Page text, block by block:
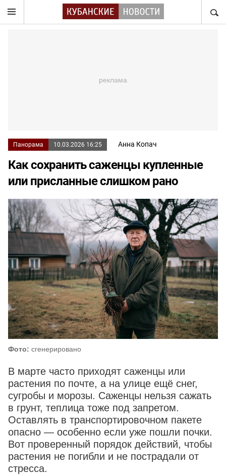
Панорама 10.03.2026 16:25 Анна Копач
Как сохранить саженцы купленные
или присланные слишком рано
Фото: сгенерировано
В марте часто приходят саженцы или
растения по почте, а на улице ещё снег,
сугробы и морозы. Саженцы нельзя сажать
в грунт, теплица тоже под запретом.
Оставлять в транспортировочном пакете
опасно — особенно если уже пошли почки.
Вот проверенный порядок действий, чтобы
растения не погибли и не пострадали от
стресса.